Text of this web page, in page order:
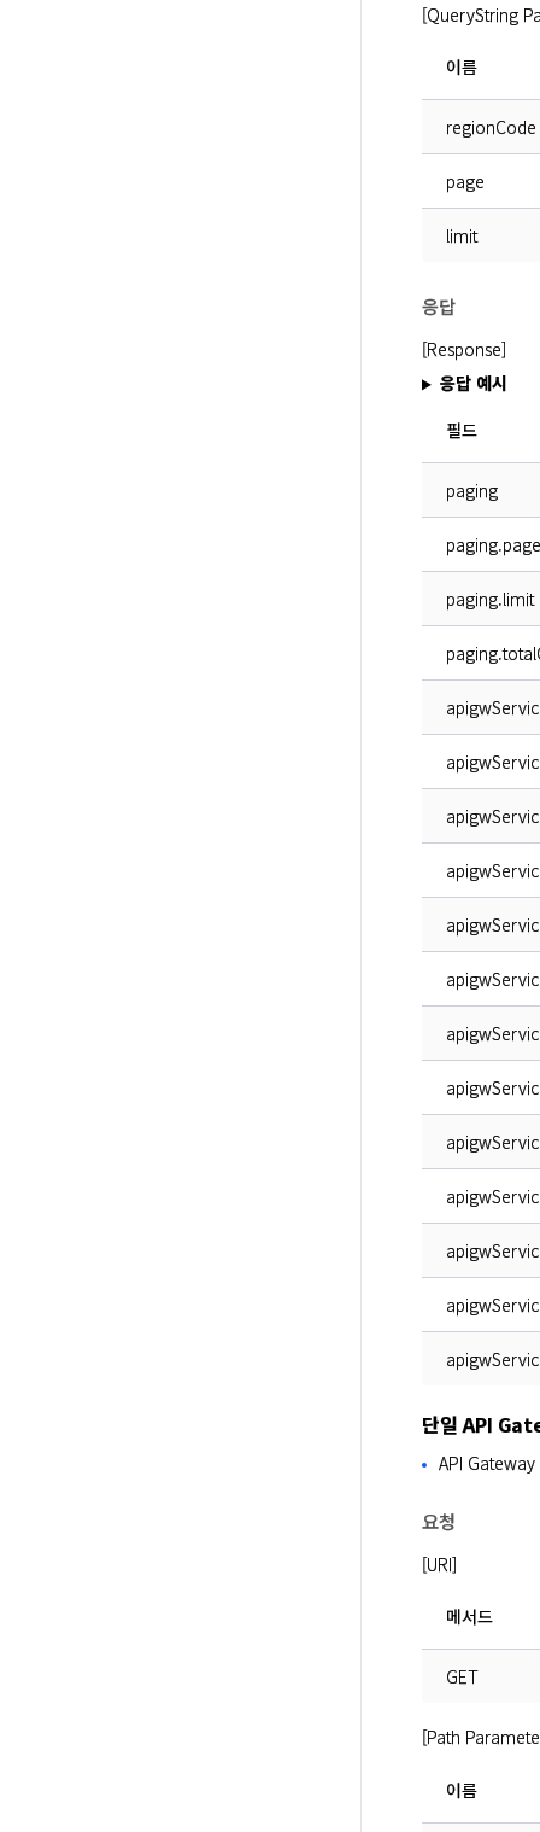
[QueryString
이름
regionCode
page
limit
응답
[Response]
응답 예시
필드
paging
paging.page
paging.limit
단일 API
API Gateway
요청
[URI]
메서드
GET
[Path
이름